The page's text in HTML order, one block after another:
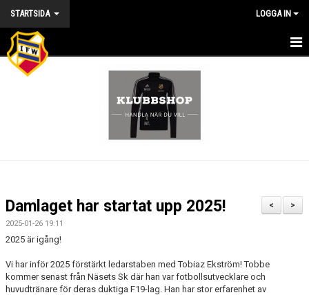
STARTSIDA LOGGA IN
HEM
KONTAKT
BILDGALLERI
DOKUMENT
>
<
Damlaget har startat upp 2025!
2025-01-26 19:11
2025 är igång!
Vi har inför 2025 förstärkt ledarstaben med Tobiaz Ekström! Tobbe
kommer senast från Näsets Sk där han var fotbollsutvecklare och
huvudtränare för deras duktiga F19-lag. Han har stor erfarenhet av